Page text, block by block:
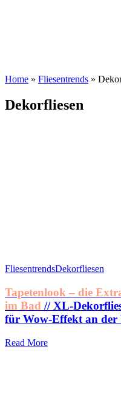
Home » Fliesentrends »
Dekorfliesen
FliesentrendsDekorfliesen
Tapetenlook – die
im Bad // XL-
für Wow-Effekt an der
Read More